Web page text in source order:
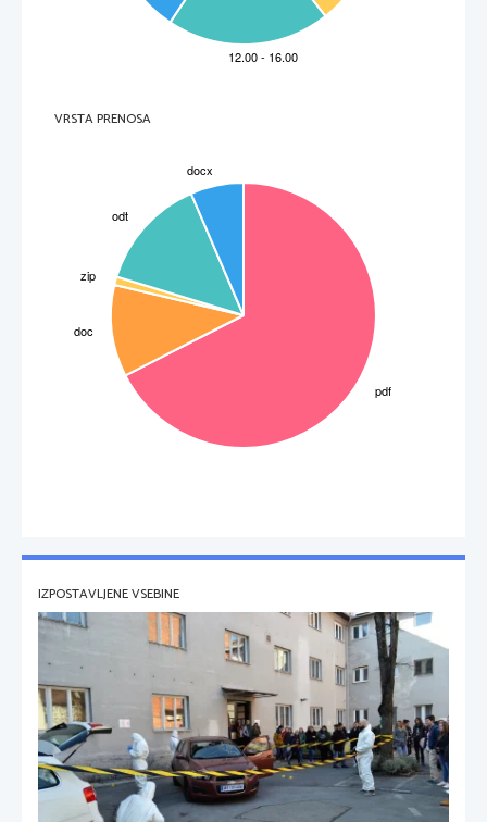
VRSTA PRENOSA
IZPOSTAVLJENE VSEBINE